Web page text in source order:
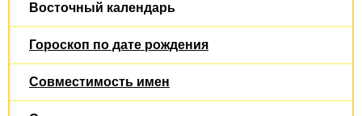
Восточный календарь
Гороскоп по дате рождения
Совместимость имен